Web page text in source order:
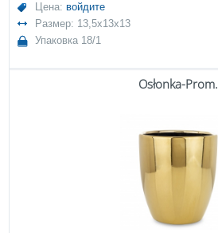
Цена: войдите
Размер: 13,5x13x13
Упаковка 18/1
Osłonka-Prom.